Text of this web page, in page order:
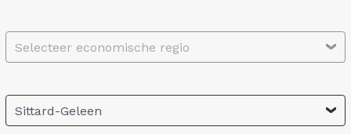
Selecteer economische regio
Sittard-Geleen